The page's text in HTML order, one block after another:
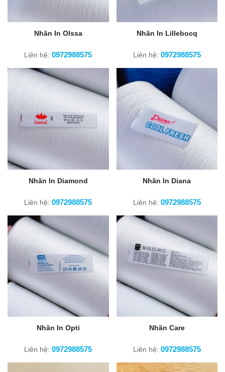
Nhãn In Olssa
Liên hệ:0972988575
Nhãn In Lillebocq
Liên hệ: 0972988575
Nhãn In Diamond
Liên hệ:0972988575
Nhãn In Diana
Liên hệ: 0972988575
Nhãn In Opti
Liên hệ:0972988575
Nhãn Care
Liên hệ: 0972988575